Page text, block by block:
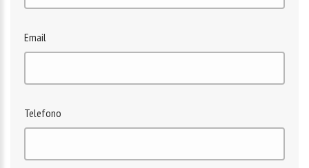
Email
Telefono